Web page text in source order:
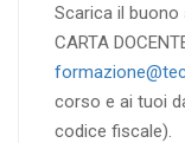
Scarica il buono
CARTA
corso e ai tuoi
codice fiscale).